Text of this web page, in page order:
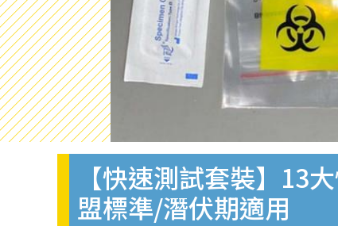
【快速測試套裝】13
盟標準/潛伏期適用